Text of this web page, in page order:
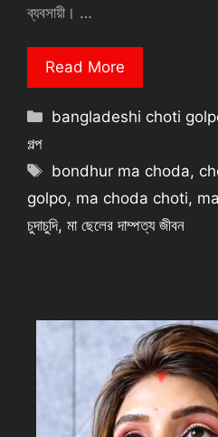
ব্যবসায়ী। …
Read More
Categories
bangladeshi choti
গল্প
Tags
bondhur ma choda,
golpo, ma choda choti,
চুদাচুদি, মা ছেলের দাম্পত্য জীবন